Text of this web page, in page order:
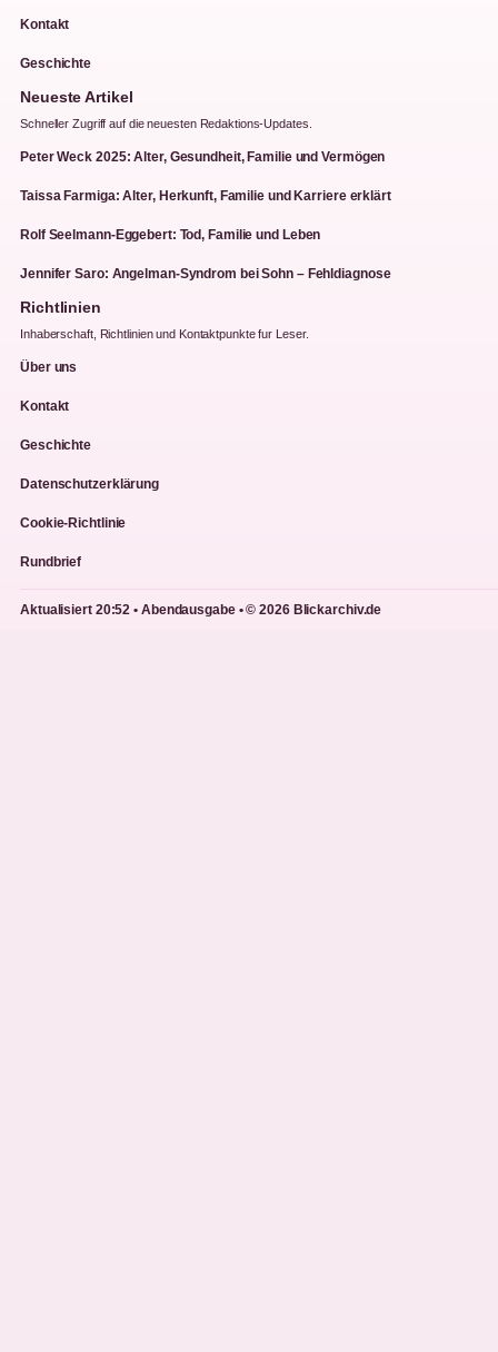
Kontakt
Geschichte
Neueste Artikel
Schneller Zugriff auf die neuesten Redaktions-Updates.
Peter Weck 2025: Alter, Gesundheit, Familie und Vermögen
Taissa Farmiga: Alter, Herkunft, Familie und Karriere erklärt
Rolf Seelmann-Eggebert: Tod, Familie und Leben
Jennifer Saro: Angelman-Syndrom bei Sohn – Fehldiagnose
Richtlinien
Inhaberschaft, Richtlinien und Kontaktpunkte fur Leser.
Über uns
Kontakt
Geschichte
Datenschutzerklärung
Cookie-Richtlinie
Rundbrief
Aktualisiert 20:52 • Abendausgabe • © 2026 Blickarchiv.de